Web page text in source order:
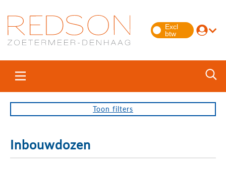
Toon filters
Inbouwdozen